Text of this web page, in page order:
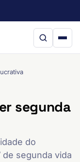
segunda
do
de segunda vida